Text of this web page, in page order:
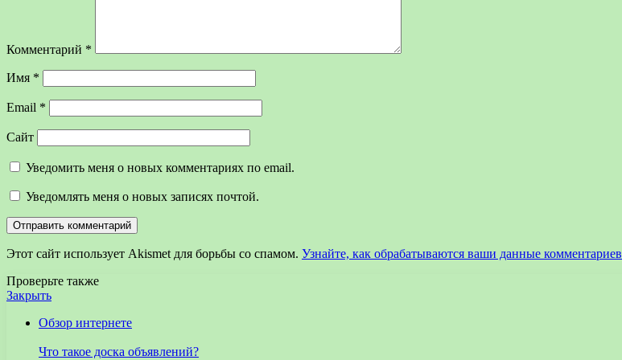
Комментарий *
Имя *
Email *
Сайт
Уведомить меня о новых комментариях по email.
Уведомлять меня о новых записях почтой.
Этот сайт использует Akismet для борьбы со спамом. Узнайте, как обрабатываются ваши данные комментариев
Проверьте также
Закрыть
Обзор интернете
Что такое доска объявлений?